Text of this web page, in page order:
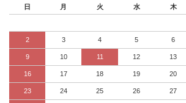
日 月 火 水 木
2 3 4 5 6
9 10 11 12 13
16 17 18 19 20
23 24 25 26 27